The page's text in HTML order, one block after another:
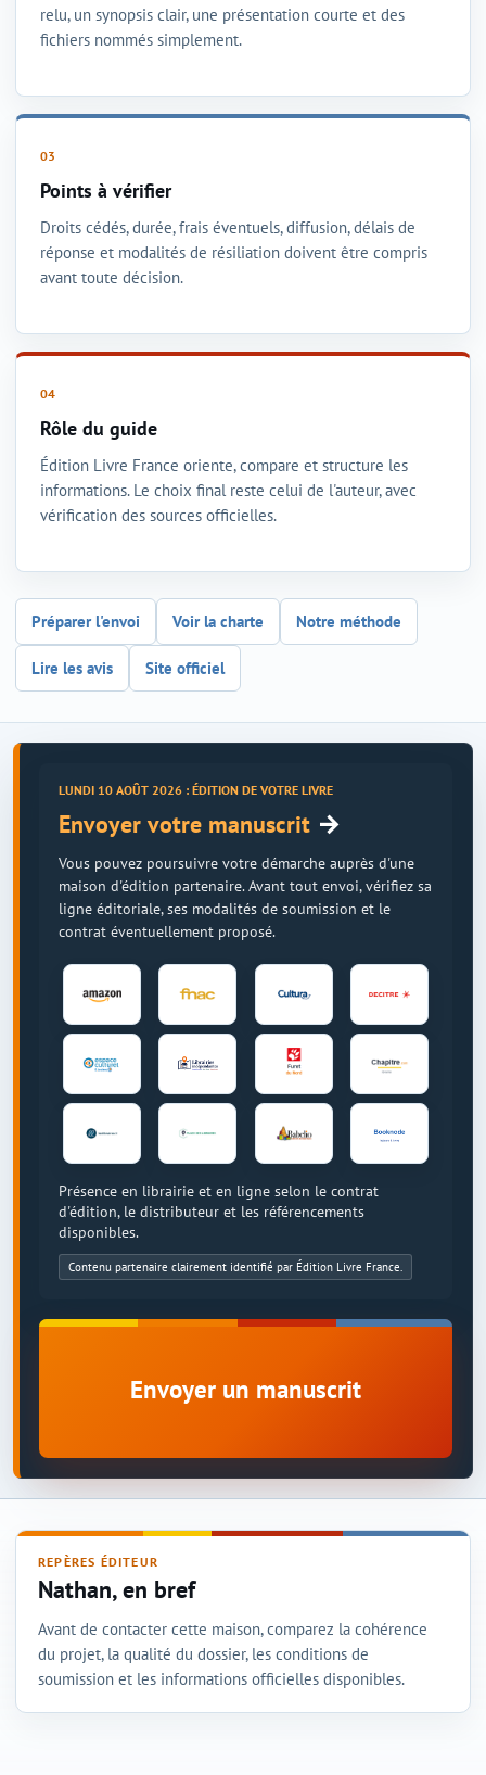
relu, un synopsis clair, une présentation courte et des
fichiers nommés simplement.
Points à vérifier
Droits cédés, durée, frais éventuels, diffusion, délais de
réponse et modalités de résiliation doivent être compris
avant toute décision.
Rôle du guide
Édition Livre France oriente, compare et structure les
informations. Le choix final reste celui de l'auteur, avec
vérification des sources officielles.
Préparer l'envoi Voir la charte Notre méthode
Lire les avis Site officiel
LUNDI 10 AOÛT 2026 : ÉDITION DE VOTRE LIVRE
Envoyer votre manuscrit →
Vous pouvez poursuivre votre démarche auprès d'une
maison d'édition partenaire. Avant tout envoi, vérifiez sa
ligne éditoriale, ses modalités de soumission et le
contrat éventuellement proposé.
Présence en librairie et en ligne selon le contrat
d'édition, le distributeur et les référencements
disponibles.
Contenu partenaire clairement identifié par Édition Livre France.
Envoyer un manuscrit
REPÈRES ÉDITEUR
Nathan, en bref
Avant de contacter cette maison, comparez la cohérence
du projet, la qualité du dossier, les conditions de
soumission et les informations officielles disponibles.